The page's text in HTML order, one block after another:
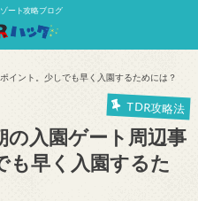
ート攻略ブログ
イント。少しでも早く入園するためには？
TDR攻略法
の入園ゲート周辺事
も早く入園するた